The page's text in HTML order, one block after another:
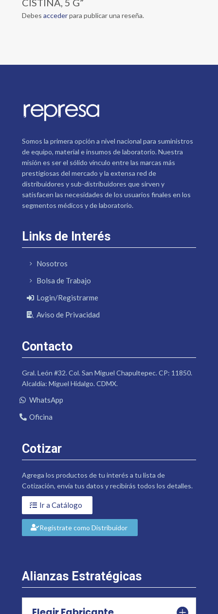
Debes accederpara publicar una reseña.
Somos la primera opción a nivel nacional para suministros
de equipo, material e insumos de laboratorio. Nuestra
misión es ser el sólido vínculo entre las marcas más
prestigiosas del mercado y la extensa red de
distribuidores y sub-distribuidores que sirven y
satisfacen las necesidades de los usuarios finales en los
segmentos médicos y de laboratorio.
Links de Interés
Nosotros
Bolsa de Trabajo
Login/Registrarme
Aviso de Privacidad
Contacto
Gral. León #32. Col. San Miguel Chapultepec. CP: 11850.
Alcaldía: Miguel Hidalgo. CDMX.
WhatsApp
Oficina
Cotizar
Agrega los productos de tu interés a tu lista de
Cotización, envía tus datos y recibirás todos los detalles.
Ir a Catálogo
Regístrate como Distribuidor
Alianzas Estratégicas